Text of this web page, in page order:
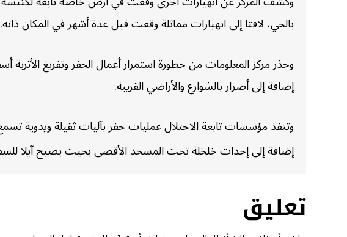
بالحي، لافتا إلى انهيارات مماثلة وقعت قبل عدة أشهر في المكان ذاته.
إضافة إلى أضرار بالشوارع والأراضي القريبة.
وتنفذ مؤسسات تابعة الاحتلال عمليات حفر بآليات ثقيلة ويدوية
إضافة إلى إحداث خلخلة تحت المسجد الأقصى بحيث يصبح آيلا
تعليق